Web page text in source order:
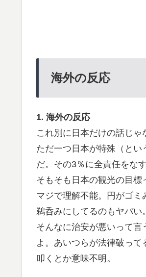
海外の反応
1. 海外の反応
これ別に日本だけの話じゃ
ただ一つ日本が特殊（とい
だ。その3％に全責任をな
そもそも日本の観光の目標
マジで理解不能。円がゴ
鵜呑みにしてるのもヤバい
そんなに治安が悪いって
よ。あいつらが法律破っ
叩くとか意味不明。